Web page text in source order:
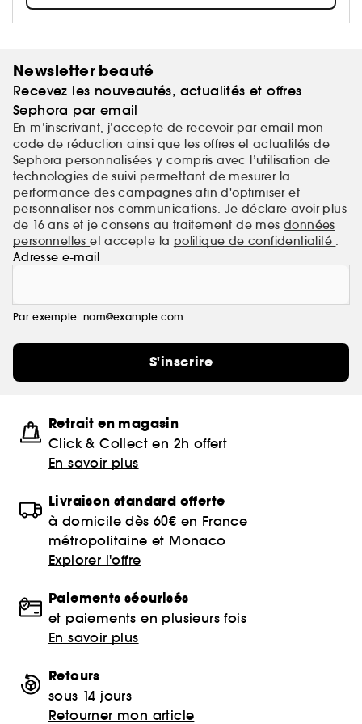
Newsletter beauté
Recevez les nouveautés, actualités et offres
Sephora par email
En m’inscrivant, j’accepte de recevoir par email mon
code de réduction ainsi que les offres et actualités de
Sephora personnalisées y compris avec l’utilisation de
technologies de suivi permettant de mesurer la
performance des campagnes afin d'optimiser et
personnaliser nos communications. Je déclare avoir plus
de 16 ans et je consens au traitement de mes données
personnelleset accepte la politique de confidentialité .
Adresse e-mail
Par exemple: nom@example.com
S'inscrire
Retrait en magasin
Click & Collect en 2h offert
En savoir plus
Livraison standard offerte
à domicile dès 60€ en France
métropolitaine et Monaco
Explorer l'offre
Paiements sécurisés
et paiements en plusieurs fois
En savoir plus
Retours
sous 14 jours
Retourner mon article